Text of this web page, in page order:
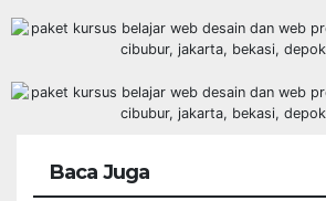
Baca Juga